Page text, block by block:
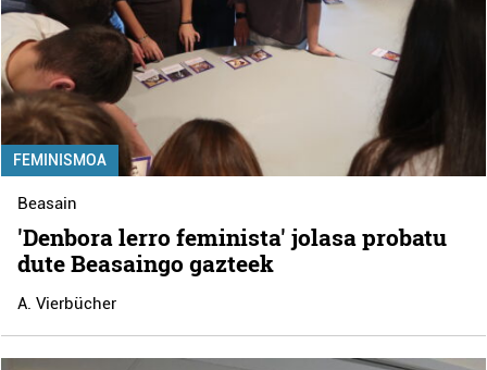
FEMINISMOA
Beasain
'Denbora lerro feminista' jolasa probatu
dute Beasaingo gazteek
A. Vierbücher